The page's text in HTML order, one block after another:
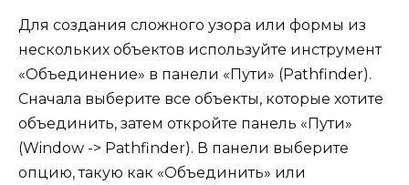
Для создания сложного узора или формы из
нескольких объектов используйте инструмент
«Объединение» в панели «Пути» (Pathfinder).
Сначала выберите все объекты, которые хотите
объединить, затем откройте панель «Пути»
(Window -> Pathfinder). В панели выберите
опцию, такую как «Объединить» или